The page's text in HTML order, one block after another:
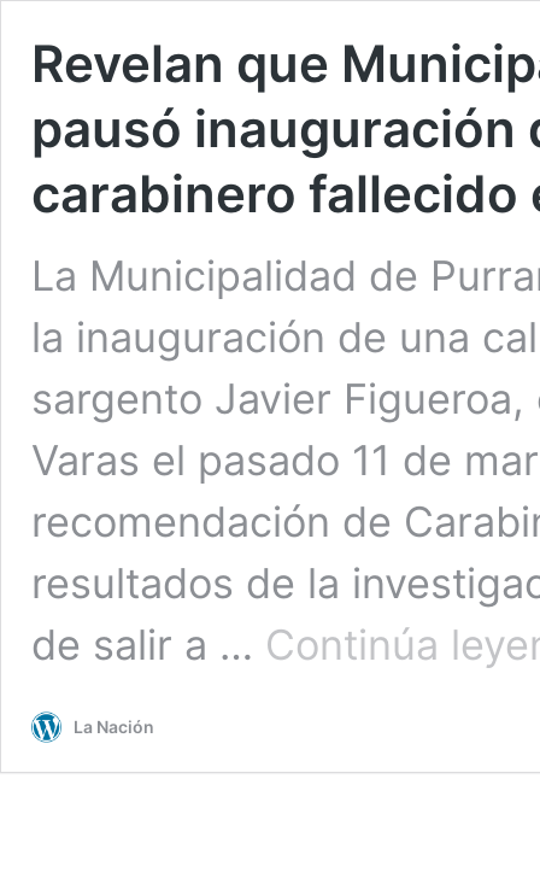
Revelan que
pausó inauguración
carabinero fallecido
La Municipalidad de
la inauguración de una
sargento Javier
Varas el pasado 11 de
recomendación de
resultados de la
de salir a … Continúa
La Nación